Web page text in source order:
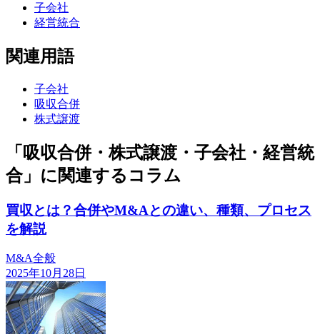
子会社
経営統合
関連用語
子会社
吸収合併
株式譲渡
「吸収合併・株式譲渡・子会社・経営統
合」に関連するコラム
買収とは？合併やM&Aとの違い、種類、プロセス
を解説
M&A全般
2025年10月28日